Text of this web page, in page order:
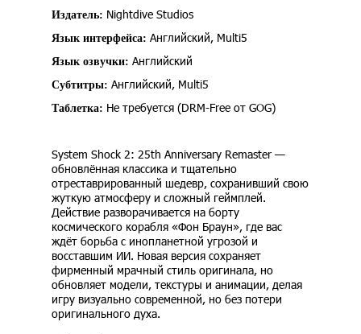
Издатель: Nightdive Studios
Язык интерфейса: Английский, Multi5
Язык озвучки: Английский
Субтитры: Английский, Multi5
Таблетка: Не требуется (DRM-Free от GOG)
System Shock 2: 25th Anniversary Remaster —
обновлённая классика и тщательно
отреставрированный шедевр, сохранивший свою
жуткую атмосферу и сложный геймплей.
Действие разворачивается на борту
космического корабля «Фон Браун», где вас
ждёт борьба с инопланетной угрозой и
восставшим ИИ. Новая версия сохраняет
фирменный мрачный стиль оригинала, но
обновляет модели, текстуры и анимации, делая
игру визуально современной, но без потери
оригинального духа.